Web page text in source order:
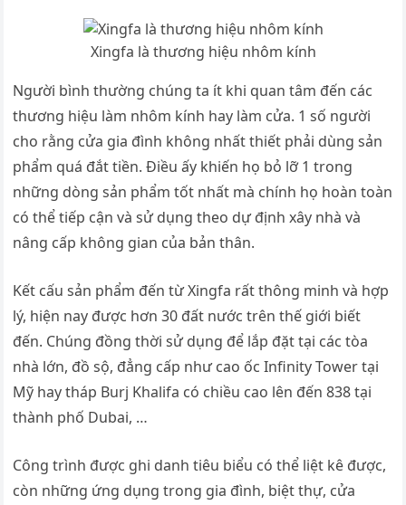
Xingfa là thương hiệu nhôm kính
Người bình thường chúng ta ít khi quan tâm đến các
thương hiệu làm nhôm kính hay làm cửa. 1 số người
cho rằng cửa gia đình không nhất thiết phải dùng sản
phẩm quá đắt tiền. Điều ấy khiến họ bỏ lỡ 1 trong
những dòng sản phẩm tốt nhất mà chính họ hoàn toàn
có thể tiếp cận và sử dụng theo dự định xây nhà và
nâng cấp không gian của bản thân.
Kết cấu sản phẩm đến từ Xingfa rất thông minh và hợp
lý, hiện nay được hơn 30 đất nước trên thế giới biết
đến. Chúng đồng thời sử dụng để lắp đặt tại các tòa
nhà lớn, đồ sộ, đẳng cấp như cao ốc Infinity Tower tại
Mỹ hay tháp Burj Khalifa có chiều cao lên đến 838 tại
thành phố Dubai, …
Công trình được ghi danh tiêu biểu có thể liệt kê được,
còn những ứng dụng trong gia đình, biệt thự, cửa